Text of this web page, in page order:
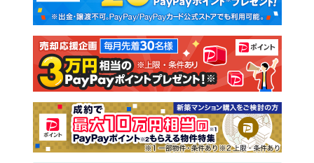
新築一戸建て 中古一戸建て
注文住宅 土地
売却査定